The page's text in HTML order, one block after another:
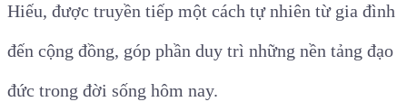
Hiếu, được truyền tiếp một cách tự nhiên từ gia đình
đến cộng đồng, góp phần duy trì những nền tảng đạo
đức trong đời sống hôm nay.